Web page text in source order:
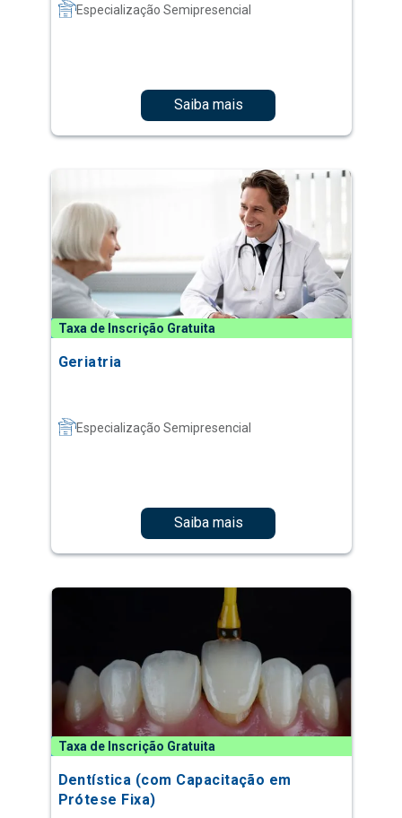
Especialização Semipresencial
Saiba mais
Taxa de Inscrição Gratuita
Geriatria
Especialização Semipresencial
Saiba mais
Taxa de Inscrição Gratuita
Dentística (com Capacitação em
Prótese Fixa)